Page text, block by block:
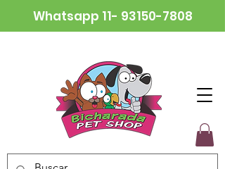
Whatsapp 11- 93150-7808